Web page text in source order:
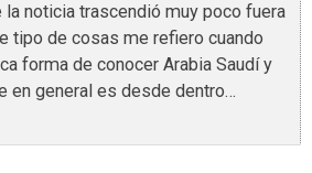
la noticia trascendió muy poco fuera
tipo de cosas me refiero cuando
forma de conocer Arabia Saudí y
en general es desde dentro…